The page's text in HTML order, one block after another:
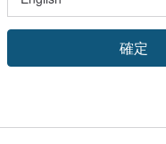
確定